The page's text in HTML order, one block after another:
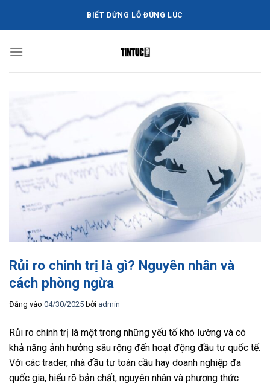
dung
BIẾT DỪNG LỖ ĐÚNG LÚC
Rủi ro chính trị là gì? Nguyên nhân và
cách phòng ngừa
Đăng vào 04/30/2025 bởi admin
Rủi ro chính trị là một trong những yếu tố khó lường và có
khả năng ảnh hưởng sâu rộng đến hoạt động đầu tư quốc tế.
Với các trader, nhà đầu tư toàn cầu hay doanh nghiệp đa
quốc gia, hiểu rõ bản chất, nguyên nhân và phương thức